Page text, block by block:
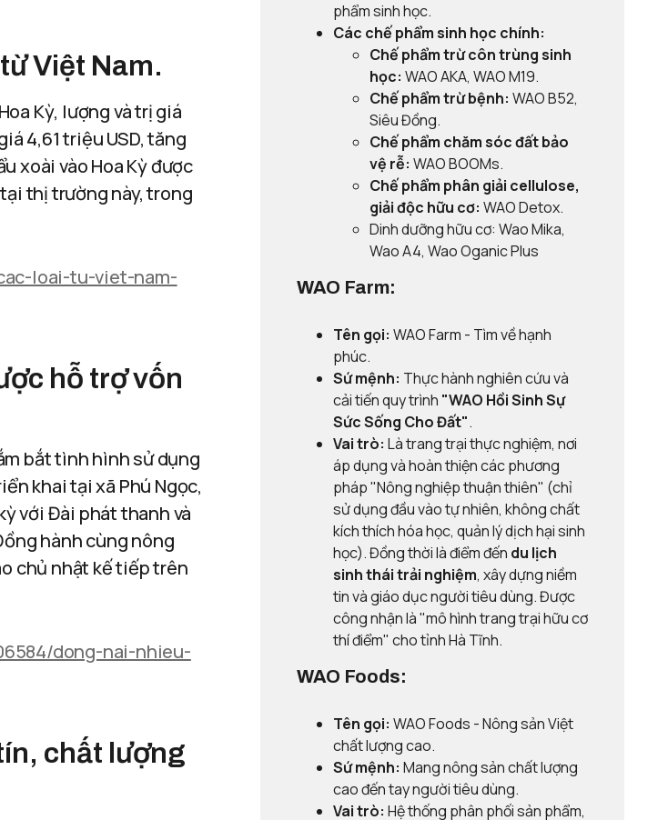
Việt Nam.
Kỳ, lượng và trị giá
4,61 triệu USD, tăng
xoài vào Hoa Kỳ được
thị trường này, trong
loai-tu-viet-nam-
hỗ trợ vốn
bắt tình hình sử dụng
khai tại xã Phú Ngọc,
với Đài phát thanh và
hành cùng nông
chủ nhật kế tiếp trên
dong-nai-nhieu-
chất lượng
phẩm sinh học.
Các chế phẩm sinh học chính:
Chế phẩm trừ côn trùng sinh
học: WAO AKA, WAO M19.
Chế phẩm trừ bệnh: WAO B52,
Siêu Đồng.
Chế phẩm chăm sóc đất bảo
vệ rễ: WAO BOOMs.
Chế phẩm phân giải cellulose,
giải độc hữu cơ: WAO Detox.
Dinh dưỡng hữu cơ: Wao Mika,
Wao A4, Wao Oganic Plus
WAO Farm:
Tên gọi: WAO Farm - Tìm về hạnh
phúc.
Sứ mệnh: Thực hành nghiên cứu và
cải tiến quy trình "WAO Hồi Sinh Sự
Sức Sống Cho Đất".
Vai trò: Là trang trại thực nghiệm, nơi
áp dụng và hoàn thiện các phương
pháp "Nông nghiệp thuận thiên" (chỉ
sử dụng đầu vào tự nhiên, không chất
kích thích hóa học, quản lý dịch hại sinh
học). Đồng thời là điểm đến du lịch
sinh thái trải nghiệm, xây dựng niềm
tin và giáo dục người tiêu dùng. Được
công nhận là "mô hình trang trại hữu cơ
thí điểm" cho tỉnh Hà Tĩnh.
WAO Foods:
Tên gọi: WAO Foods - Nông sản Việt
chất lượng cao.
Sứ mệnh: Mang nông sản chất lượng
cao đến tay người tiêu dùng.
Vai trò: Hệ thống phân phối sản phẩm,